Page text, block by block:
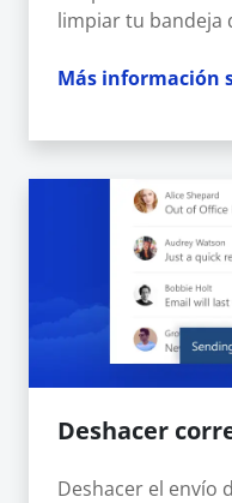
limpiar tu bandeja
Más información
Deshacer
Deshacer el envío